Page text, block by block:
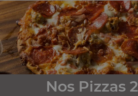
Nos Pizzas